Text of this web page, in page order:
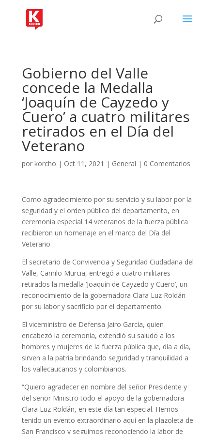
Gobierno del Valle
concede la Medalla
‘Joaquín de Cayzedo y
Cuero’ a cuatro militares
retirados en el Día del
Veterano
por korcho | Oct 11, 2021 | General | 0 Comentarios
Como agradecimiento por su servicio y su labor por la
seguridad y el orden público del departamento, en
ceremonia especial 14 veteranos de la fuerza pública
recibieron un homenaje en el marco del Día del
Veterano.
El secretario de Convivencia y Seguridad Ciudadana del
Valle, Camilo Murcia, entregó a cuatro militares
retirados la medalla ‘Joaquín de Cayzedo y Cuero’, un
reconocimiento de la gobernadora Clara Luz Roldán
por su labor y sacrificio por el departamento.
El viceministro de Defensa Jairo García, quien
encabezó la ceremonia, extendió su saludo a los
hombres y mujeres de la fuerza pública que, día a día,
sirven a la patria brindando seguridad y tranquilidad a
los vallecaucanos y colombianos.
“Quiero agradecer en nombre del señor Presidente y
del señor Ministro todo el apoyo de la gobernadora
Clara Luz Roldán, en este día tan especial. Hemos
tenido un evento extraordinario aquí en la plazoleta de
San Francisco y seguimos reconociendo la labor de